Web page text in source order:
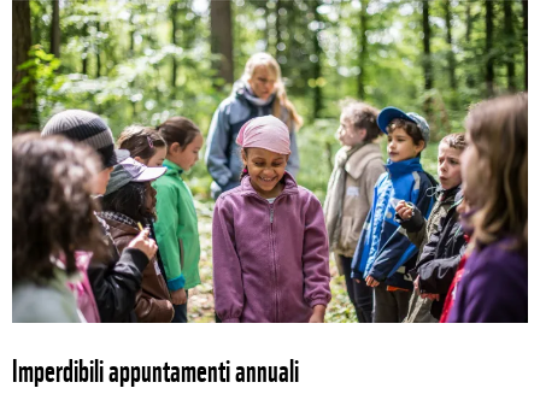
Imperdibili appuntamenti annuali